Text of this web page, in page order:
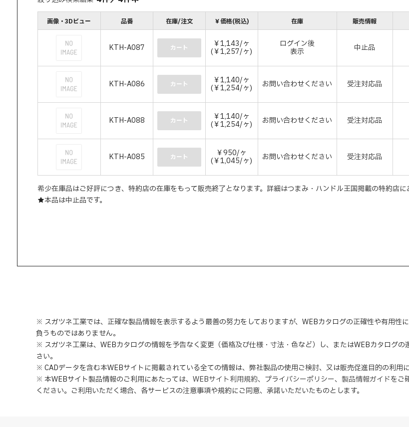
画像・3Dビュー 品番 在庫/注文 ￥価格(税込) 在庫 販売情報
KTH-A087 カート ￥1,143/ヶ
(￥1,257/ヶ)
ログイン後
表示 中止品
KTH-A086 カート ￥1,140/ヶ
(￥1,254/ヶ) お問い合わせください 受注対応品
KTH-A088 カート ￥1,140/ヶ
(￥1,254/ヶ) お問い合わせください 受注対応品
KTH-A085 カート ￥950/ヶ
(￥1,045/ヶ) お問い合わせください 受注対応品
希少在庫品はご好評につき、特約店の在庫をもって販売終了となります。詳細はつまみ・ハンドル王国掲載の特約店に
★本品は中止品です。
※ スガツネ工業では、正確な製品情報を表示するよう最善の努力をしておりますが、WEBカタログの正確性や有用性
負うものではありません。
※ スガツネ工業は、WEBカタログの情報を予告なく変更（価格及び仕様・寸法・色など）し、またはWEBカタログ
さい。
※ CADデータを含む本WEBサイトに掲載されている全ての情報は、弊社製品の使用ご検討、又は販売促進目的の利用に
※ 本WEBサイト製品情報のご利用にあたっては、 WEBサイト利用規約、 プライバシーポリシー、 製品情報ガイドをご
ください。ご利用いただく場合、各サービスの注意事項や規約にご同意、 承諾いただいたものとします。